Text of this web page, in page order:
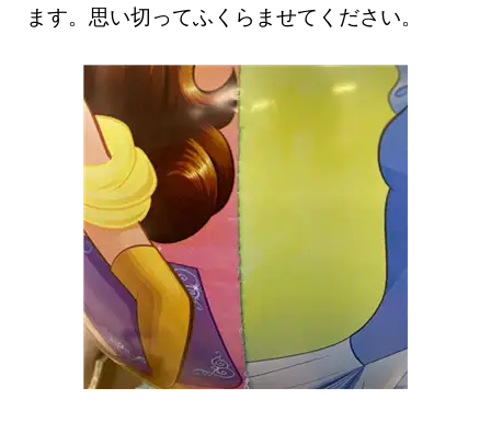
ます。思い切ってふくらませてください。